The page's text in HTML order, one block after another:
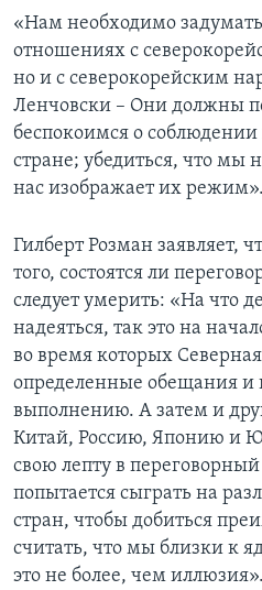
«Нам необходимо
отношениях с
но и с северокорейским
Ленчовски – Они должны
беспокоимся о соблюдении
стране; убедиться, что
нас изображает их режим».
Гилберт Розман заявляет,
того, состоятся ли
следует умерить: «На что
надеяться, так это на
во время которых
определенные обещания
выполнению. А затем и
Китай, Россию, Японию и
свою лепту в
попытается сыграть на
стран, чтобы добиться
считать, что мы близки к
это не более, чем иллюзия».